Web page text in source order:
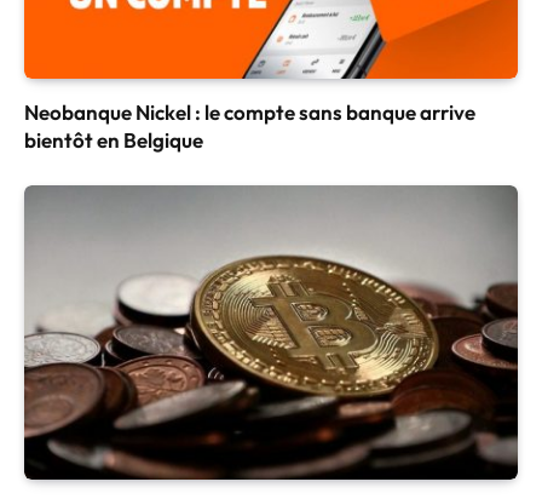
Neobanque Nickel : le compte sans banque arrive
bientôt en Belgique